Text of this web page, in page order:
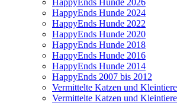
HappyEnds Hunde 2026
HappyEnds Hunde 2024
HappyEnds Hunde 2022
HappyEnds Hunde 2020
HappyEnds Hunde 2018
HappyEnds Hunde 2016
HappyEnds Hunde 2014
HappyEnds 2007 bis 2012
Vermittelte Katzen und
Vermittelte Katzen und